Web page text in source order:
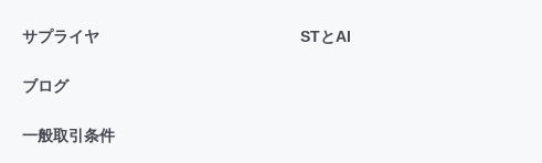
サプライヤ
ブログ
一般取引条件
STとAI